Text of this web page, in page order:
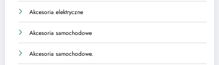
Akcesoria elektryczne
Akcesoria samochodowe
Akcesoria samochodowe.